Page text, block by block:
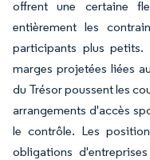
offrent une certaine
entièrement les
participants plus petits.
marges projetées liées
du Trésor poussent les
arrangements d'accès
le contrôle. Les
obligations